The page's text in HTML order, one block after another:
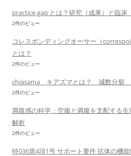
practice gap とは？研究（成果）と臨床
2件のビュー
コレスポンディングオーサー（
とは？
2件のビュー
chiasama キアズマとは？ 減数分裂
2件のビュー
満腹感の科学：空腹と満腹を支配する
解析
2件のビュー
特036第4項1号 サポート要件 抗体の機